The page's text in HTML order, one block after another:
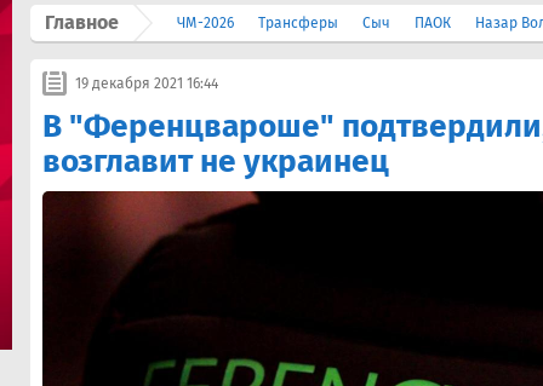
Главное ЧМ-2026 Трансферы Сыч ПАОК Назар
19 декабря 2021 16:44
В "Ференцвароше"
возглавит не украинец